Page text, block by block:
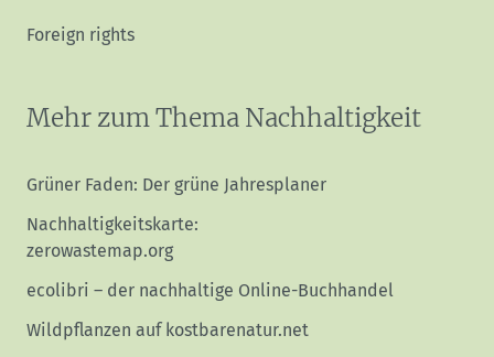
Foreign rights
Mehr zum Thema Nachhaltigkeit
Grüner Faden: Der grüne Jahresplaner
Nachhaltigkeitskarte:
zerowastemap.org
ecolibri – der nachhaltige Online-Buchhandel
Wildpflanzen auf kostbarenatur.net